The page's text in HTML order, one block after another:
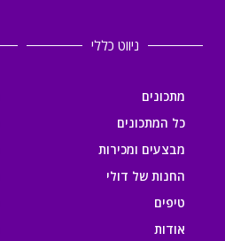
ניווט כללי
מתכונים
כל המתכונים
מבצעים ומכירות
החנות של דולי
טיפים
אודות